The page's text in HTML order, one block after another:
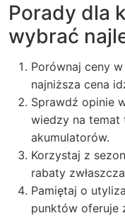
Porady dla
wybrać
Porównaj ceny
najniższa cena
Sprawdź opinie
wiedzy na temat
akumulatorów.
Korzystaj z
rabaty
Pamiętaj o
punktów oferuje